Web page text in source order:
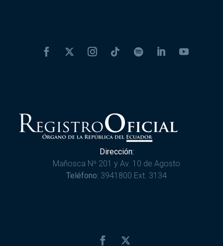
Dirección:
Mañosca Nº 201 y Av. 10 de Agosto
Teléfono: 3941800 Ext. 3134